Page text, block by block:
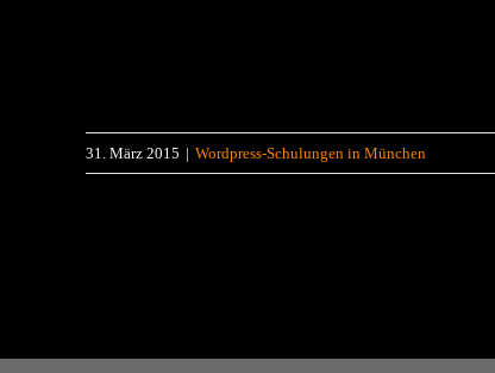
31. März 2015 | Wordpress-Schulungen in München